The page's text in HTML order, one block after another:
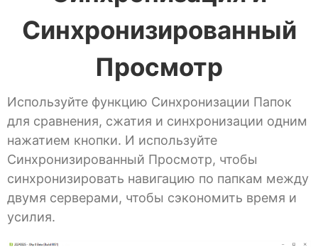
Синхронизированный
Просмотр
Используйте функцию Синхронизации Папок
для сравнения, сжатия и синхронизации одним
нажатием кнопки. И используйте
Синхронизированный Просмотр, чтобы
синхронизировать навигацию по папкам между
двумя серверами, чтобы сэкономить время и
усилия.